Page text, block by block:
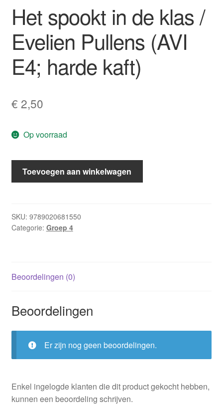
Het spookt in de klas /
Evelien Pullens (AVI
E4; harde kaft)
€ 2,50
Op voorraad
Het
spookt
klas
/
E4;
aantal
Toevoegen aan winkelwagen
SKU: 9789020681550
Categorie: Groep 4
Beoordelingen (0)
Beoordelingen
Er zijn nog geen beoordelingen.
Enkel ingelogde klanten die dit product gekocht hebben,
kunnen een beoordeling schrijven.